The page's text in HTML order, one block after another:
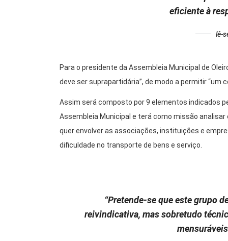
eficiente à
lê-
Para o presidente da Assembleia Municipal de
deve ser suprapartidária”, de modo a permitir “um
Assim será composto por 9 elementos indicados
Assembleia Municipal e terá como missão
quer envolver as associações, instituições e
dificuldade no transporte de bens e serviço.
“Pretende-se que este grupo
reivindicativa, mas sobretudo